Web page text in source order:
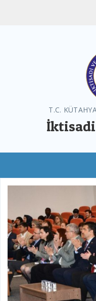
T.C.
Previous